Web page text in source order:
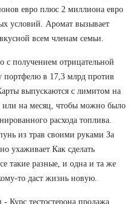
евро плюс 2 миллиона евро
условий. Аромат вызывает
всем членам семьи.
с получением отрицательной
портфелю в 17,3 млрд против
выпускаются с лимитом на
или на месяц, чтобы можно было
расхода топлива.
из трав своими руками За
ухаживает Как сделать
такие разные, и одна и та же
то даст жизнь новую.
Курс тестостерона продажа